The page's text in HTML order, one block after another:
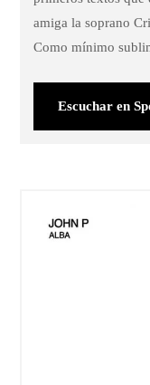
amiga la soprano
Como mínimo
Escuchar en